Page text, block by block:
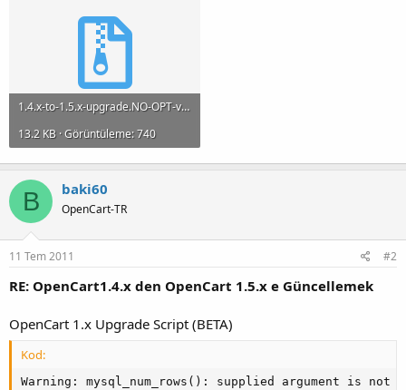
1.4.x-to-1.5.x-upgrade.NO-OPT-v2.zip
13.2 KB · Görüntüleme: 740
B baki60
OpenCart-TR
11 Tem 2011 #2
RE: OpenCart1.4.x den OpenCart 1.5.x e Güncellemek
OpenCart 1.x Upgrade Script (BETA)
Kod:
Warning: mysql_num_rows(): supplied argument is